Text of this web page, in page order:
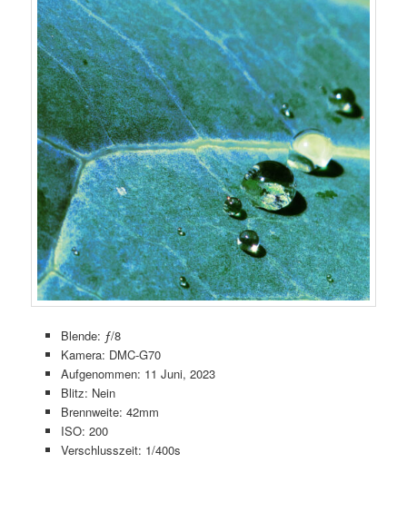
Blende: ƒ/8
Kamera: DMC-G70
Aufgenommen: 11 Juni, 2023
Blitz: Nein
Brennweite: 42mm
ISO: 200
Verschlusszeit: 1/400s